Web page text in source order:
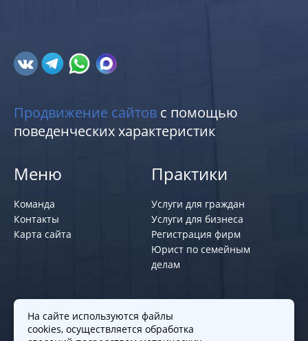
Продвижение сайтов с помощью
поведенческих характеристик
Меню
Команда
Контакты
Карта сайта
Практики
Услуги для граждан
Услуги для бизнеса
Регистрация фирм
Юрист по семейным
делам
Политики и правила
На сайте используются файлы
cookies, осуществляется обработка